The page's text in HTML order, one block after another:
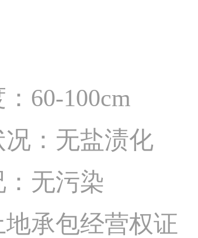
60-100cm
：无盐渍化
无污染
承包经营权证